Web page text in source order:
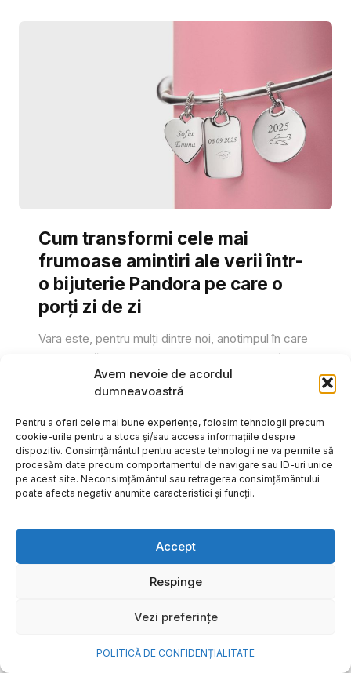
Avem nevoie de acordul
dumneavoastră
Pentru a oferi cele mai bune experiențe, folosim tehnologii precum
cookie-urile pentru a stoca și/sau accesa informațiile despre
dispozitiv. Consimțământul pentru aceste tehnologii ne va permite să
procesăm date precum comportamentul de navigare sau ID-uri unice
pe acest site. Neconsimțământul sau retragerea consimțământului
poate afecta negativ anumite caracteristici și funcții.
Accept
Respinge
Vezi preferințe
POLITICĂ DE CONFIDENȚIALITATE
Cum transformi cele mai
frumoase amintiri ale verii într-
o bijuterie Pandora pe care o
porți zi de zi
Vara este, pentru mulți dintre noi, anotimpul în care
se întâmplă cele mai importante lucruri. Plecăm în
vacanțe pe care le planificăm luni...
Cristiana Todiresei
NOVA Power & Gas: un program